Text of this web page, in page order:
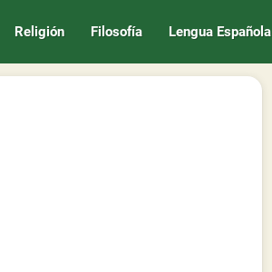
Religión Filosofía Lengua Española